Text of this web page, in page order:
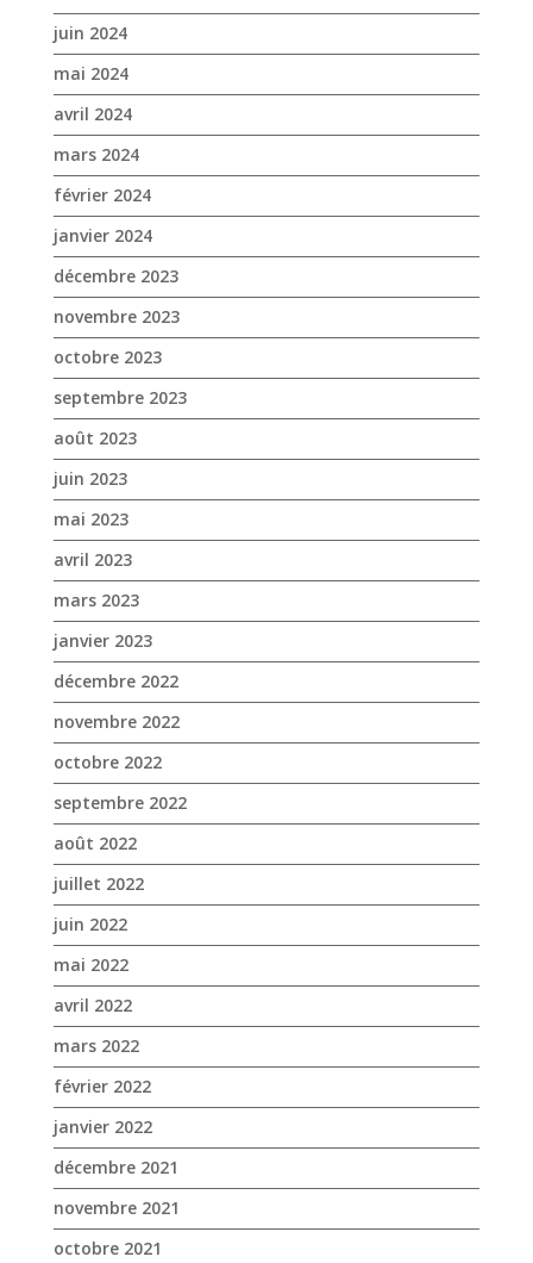
avril 2024
mars 2024
février 2024
janvier 2024
décembre 2023
novembre 2023
octobre 2023
septembre 2023
août 2023
juin 2023
mai 2023
avril 2023
mars 2023
janvier 2023
décembre 2022
novembre 2022
octobre 2022
septembre 2022
août 2022
juillet 2022
juin 2022
mai 2022
avril 2022
mars 2022
février 2022
janvier 2022
décembre 2021
novembre 2021
octobre 2021
septembre 2021
août 2021